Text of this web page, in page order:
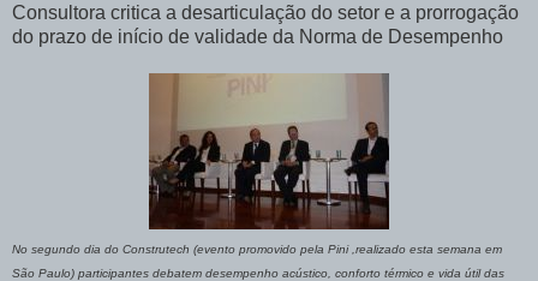
Consultora critica a desarticulação do setor e a prorrogação
do prazo de início de validade da Norma de Desempenho
No segundo dia do Construtech (evento promovido pela Pini ,realizado esta semana em
São Paulo) participantes debatem desempenho acústico, conforto térmico e vida útil das